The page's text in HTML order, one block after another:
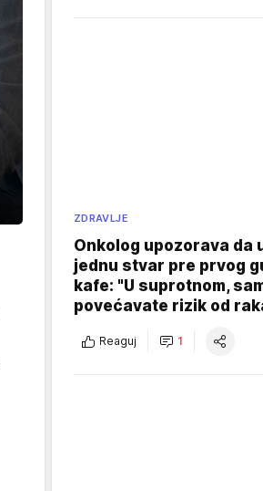
ZDRAVLJE
Onkolog upozorava da
jednu stvar pre prvog
kafe: "U suprotnom,
povećavate rizik od
Reaguj 1